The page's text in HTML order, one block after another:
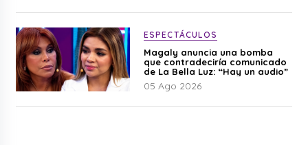
ESPECTÁCULOS
Magaly anuncia una bomba
que contradeciría comunicado
de La Bella Luz: “Hay un audio”
05 Ago 2026